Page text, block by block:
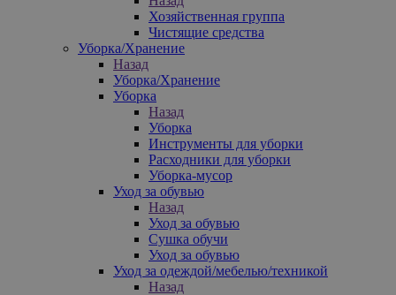
Хозяйственная группа
Чистящие средства
Уборка/Хранение
Назад
Уборка/Хранение
Уборка
Назад
Уборка
Инструменты для уборки
Расходники для уборки
Уборка-мусор
Уход за обувью
Назад
Уход за обувью
Сушка обучи
Уход за обувью
Уход за одеждой/мебелью/техникой
Назад